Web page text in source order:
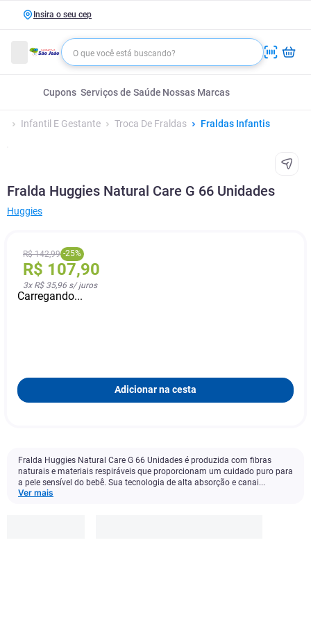
Insira o seu cep
Cupons Serviços de Saúde Nossas Marcas
Infantil E Gestante Troca De Fraldas Fraldas Infantis
Fralda Huggies Natural Care G 66 Unidades
Huggies
R$ 142,99 -25%
R$ 107,90
3x R$ 35,96 s/ juros
Carregando...
Adicionar na cesta
Fralda Huggies Natural Care G 66 Unidades é produzida com fibras
naturais e materiais respiráveis que proporcionam um cuidado puro para
a pele sensível do bebê. Sua tecnologia de alta absorção e canai...
Ver mais